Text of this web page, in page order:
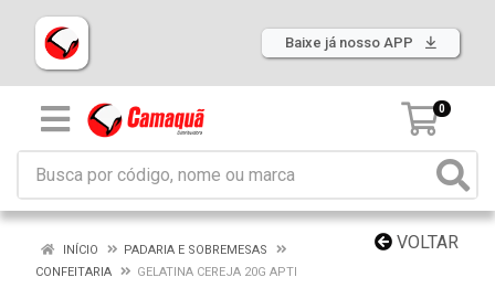
Baixe já nosso APP
0
VOLTAR
INÍCIO
PADARIA E SOBREMESAS
CONFEITARIA
GELATINA CEREJA 20G APTI